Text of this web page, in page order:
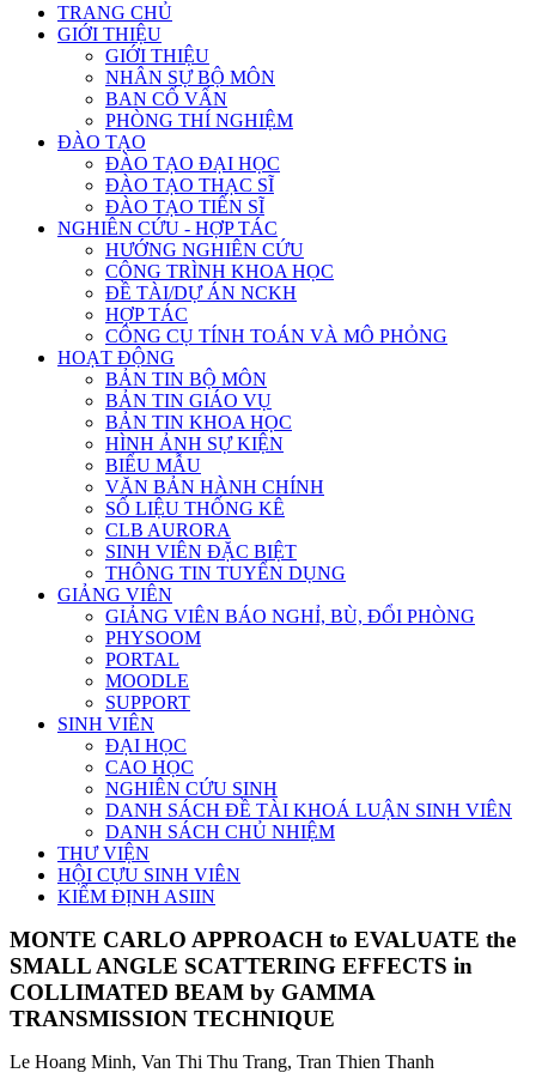
TRANG CHỦ
GIỚI THIỆU
GIỚI THIỆU
NHÂN SỰ BỘ MÔN
BAN CỐ VẤN
PHÒNG THÍ NGHIỆM
ĐÀO TẠO
ĐÀO TẠO ĐẠI HỌC
ĐÀO TẠO THẠC SĨ
ĐÀO TẠO TIẾN SĨ
NGHIÊN CỨU - HỢP TÁC
HƯỚNG NGHIÊN CỨU
CÔNG TRÌNH KHOA HỌC
ĐỀ TÀI/DỰ ÁN NCKH
HỢP TÁC
CÔNG CỤ TÍNH TOÁN VÀ MÔ PHỎNG
HOẠT ĐỘNG
BẢN TIN BỘ MÔN
BẢN TIN GIÁO VỤ
BẢN TIN KHOA HỌC
HÌNH ẢNH SỰ KIỆN
BIỂU MẪU
VĂN BẢN HÀNH CHÍNH
SỐ LIỆU THỐNG KÊ
CLB AURORA
SINH VIÊN ĐẶC BIỆT
THÔNG TIN TUYỂN DỤNG
GIẢNG VIÊN
GIẢNG VIÊN BÁO NGHỈ, BÙ, ĐỔI PHÒNG
PHYSOOM
PORTAL
MOODLE
SUPPORT
SINH VIÊN
ĐẠI HỌC
CAO HỌC
NGHIÊN CỨU SINH
DANH SÁCH ĐỀ TÀI KHOÁ LUẬN SINH VIÊN
DANH SÁCH CHỦ NHIỆM
THƯ VIỆN
HỘI CỰU SINH VIÊN
KIỂM ĐỊNH ASIIN
MONTE CARLO APPROACH to EVALUATE the
SMALL ANGLE SCATTERING EFFECTS in
COLLIMATED BEAM by GAMMA
TRANSMISSION TECHNIQUE
Le Hoang Minh, Van Thi Thu Trang, Tran Thien Thanh